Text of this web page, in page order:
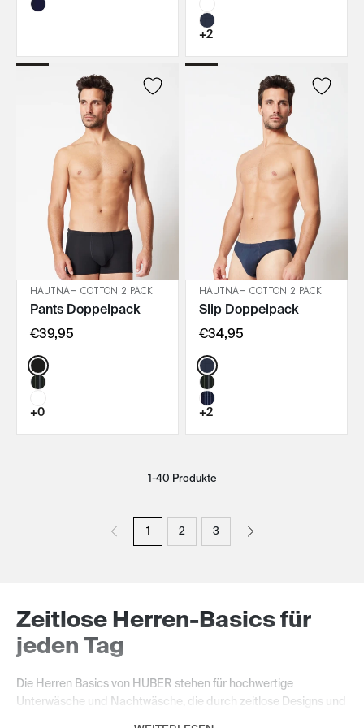
+2
IN DEN WARENKORB
HAUTNAH COTTON 2 PACK
Pants Doppelpack
€39,95
Color:
+0
IN DEN WARENKORB
HAUTNAH COTTON 2 PACK
Slip Doppelpack
€34,95
Color:
+2
1-40 Produkte
1 2 3
Zeitlose Herren-Basics für
jeden Tag
Die Herren Basics von HUBER stehen für hochwertige
Unterwäsche und Nachtwäsche, die durch zeitlose Designs und